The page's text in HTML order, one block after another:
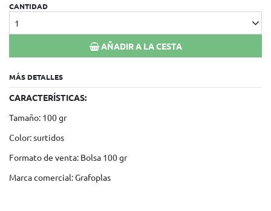
CANTIDAD
1
AÑADIR A LA CESTA
MÁS DETALLES
CARACTERÍSTICAS:
Tamaño: 100 gr
Color: surtidos
Formato de venta: Bolsa 100 gr
Marca comercial: Grafoplas